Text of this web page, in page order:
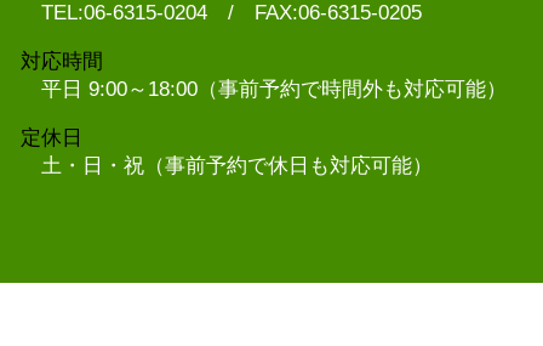
TEL:06-6315-0204 / FAX:06-6315-0205
対応時間
平日 9:00～18:00（事前予約で時間外も対応可能）
定休日
土・日・祝（事前予約で休日も対応可能）